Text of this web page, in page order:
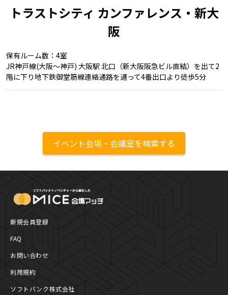
トラストシティ カンファレンス・新大
阪
保有ルーム数：4室
JR神戸線(大阪～神戸) 大阪駅 北口（新大阪阪急ビル直結）を出て2
階に下り地下鉄御堂筋線連絡通路を通って4番出口より徒歩5分
イベント会場・会議室を検索する
新規会員登録
FAQ
お問い合わせ
利用規約
ソフトバンク株式会社